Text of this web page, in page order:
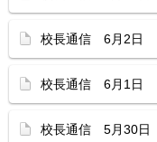
校長通信 6月2日
校長通信 6月1日
校長通信 5月30日